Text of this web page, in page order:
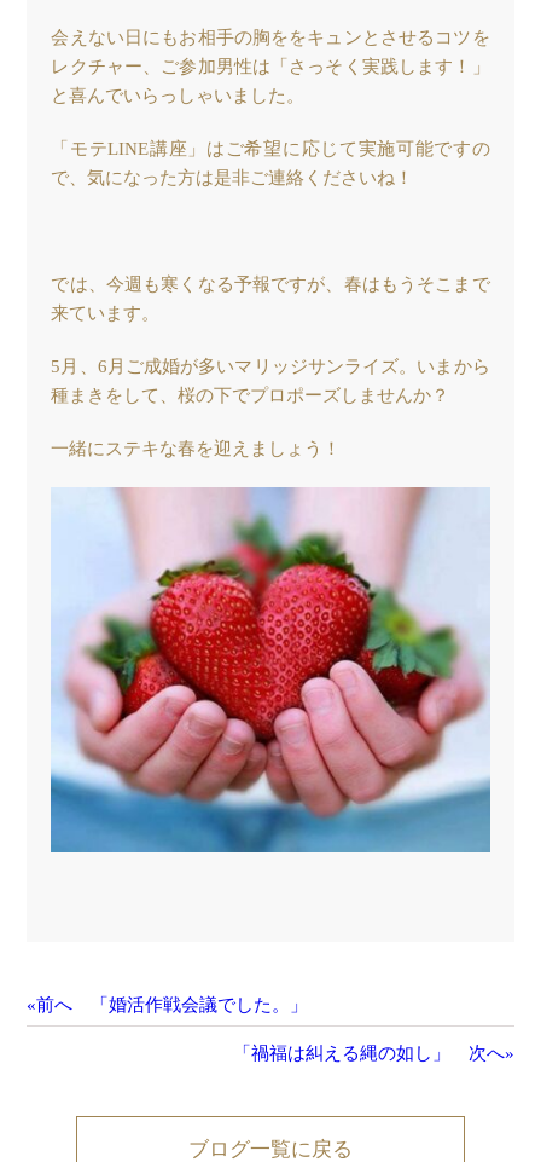
会えない日にもお相手の胸ををキュンとさせるコツを
レクチャー、ご参加男性は「さっそく実践します！」
と喜んでいらっしゃいました。
「モテLINE講座」はご希望に応じて実施可能ですの
で、気になった方は是非ご連絡くださいね！
では、今週も寒くなる予報ですが、春はもうそこまで
来ています。
5月、6月ご成婚が多いマリッジサンライズ。いまから
種まきをして、桜の下でプロポーズしませんか？
一緒にステキな春を迎えましょう！
«前へ 「婚活作戦会議でした。」
「禍福は糾える縄の如し」 次へ»
ブログ一覧に戻る